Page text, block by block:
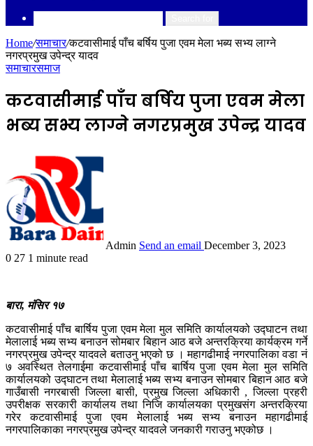
Home/समाचार/कटवासीमाई पाँच बर्षिय पुजा एवम मेला भब्य सभ्य लाग्ने
नगरप्रमुख उपेन्द्र यादव
समाचारसमाज
कटवासीमाई पाँच बर्षिय पुजा एवम मेला
भब्य सभ्य लाग्ने नगरप्रमुख उपेन्द्र यादव
Admin Send an email December 3, 2023
0 27 1 minute read
बारा, मंसिर १७
कटवासीमाई पाँच बार्षिय पुजा एवम मेला मुल समिति कार्यालयको उद्घाटन तथा
मेलालाई भब्य सभ्य बनाउन सोमबार बिहान आठ बजे अन्तरक्रिया कार्यक्रम गर्ने
नगरप्रमुख उपेन्द्र यादवले बताउनु भएको छ । महागढीमाई नगरपालिका वडा नं
७ अवस्थित तेलगाईमा कटवासीमाई पाँच बार्षिय पुजा एवम मेला मुल समिति
कार्यालयको उद्घाटन तथा मेलालाई भब्य सभ्य बनाउन सोमबार बिहान आठ बजे
गाउँबासी नगरबासी जिल्ला बासी, प्रमुख जिल्ला अधिकारी , जिल्ला प्रहरी
उपरीक्षक सरकारी कार्यालय तथा निजि कार्यालयका प्रमुखसंग अन्तरक्रिया
गरेर कटवासीमाई पुजा एवम मेलालाई भब्य सभ्य बनाउन महागढीमाई
नगरपालिकाका नगरप्रमुख उपेन्द्र यादवले जनकारी गराउनु भएकोछ ।